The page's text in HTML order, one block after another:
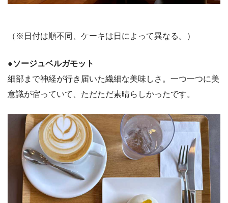
（※日付は順不同、ケーキは日によって異なる。）
●ソージュベルガモット
細部まで神経が行き届いた繊細な美味しさ。一つ一つに美
意識が宿っていて、ただただ素晴らしかったです。